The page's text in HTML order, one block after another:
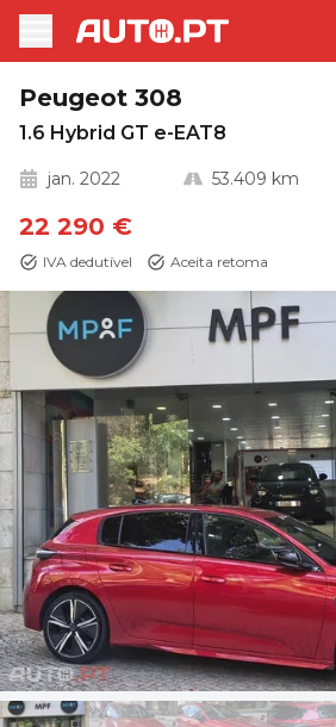
Peugeot 308
1.6 Hybrid GT e-EAT8
jan. 2022 53.409 km
22 290 €
IVA dedutível Aceita retoma